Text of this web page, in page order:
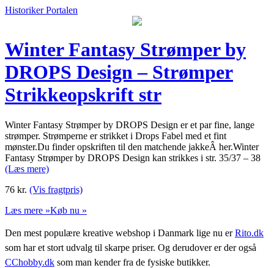
Historiker Portalen
Winter Fantasy Strømper by
DROPS Design – Strømper
Strikkeopskrift str
Winter Fantasy Strømper by DROPS Design er et par fine, lange
strømper. Strømperne er strikket i Drops Fabel med et fint
mønster.Du finder opskriften til den matchende jakkeÂ her.Winter
Fantasy Strømper by DROPS Design kan strikkes i str. 35/37 – 38
(Læs mere)
76 kr. (Vis fragtpris)
Læs mere »Køb nu »
Den mest populære kreative webshop i Danmark lige nu erRito.dk
som har et stort udvalg til skarpe priser. Og derudover er der også
CChobby.dk som man kender fra de fysiske butikker.